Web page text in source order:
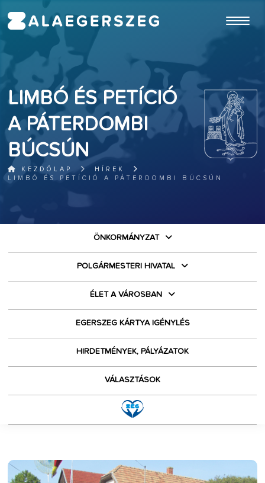
LIMBÓ ÉS PETÍCIÓ
A PÁTERDOMBI
BÚCSÚN
KEZDŐLAP
HÍREK
LIMBÓ ÉS PETÍCIÓ A PÁTERDOMBI BÚCSÚN
ÖNKORMÁNYZAT
POLGÁRMESTERI HIVATAL
ÉLET A VÁROSBAN
EGERSZEG KÁRTYA IGÉNYLÉS
HIRDETMÉNYEK, PÁLYÁZATOK
VÁLASZTÁSOK